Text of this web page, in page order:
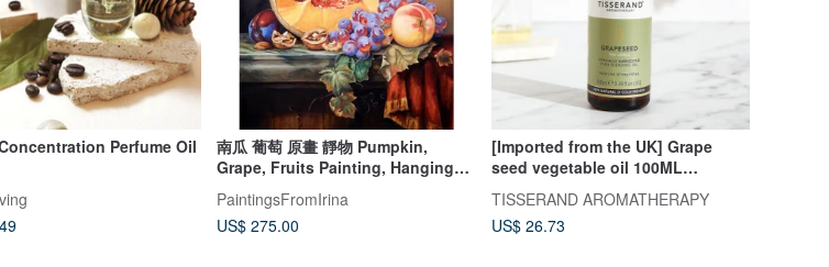
Perfume Oil
南瓜 葡萄 原畫 靜物 Pumpkin,
Grape, Fruits Painting, Hanging
PaintingsFromIrina
US$ 275.00
[Imported from the UK] Grape
seed vegetable oil 100ML
TISSERAND AROMATHERAPY
US$ 26.73